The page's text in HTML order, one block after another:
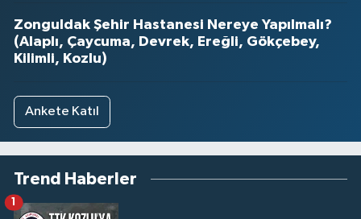
Zonguldak Şehir Hastanesi Nereye Yapılmalı?
(Alaplı, Çaycuma, Devrek, Ereğli, Gökçebey,
Kilimli, Kozlu)
Ankete Katıl
Trend Haberler
1